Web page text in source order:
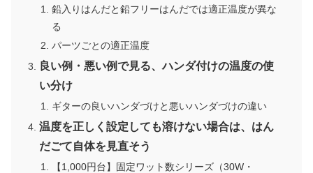
鉛入りはんだと鉛フリーはんだでは適正温度が異な
る
パーツごとの適正温度
良い例・悪い例で見る、ハンダ付けの温度の使
い分け
ギターの良いハンダづけと悪いハンダづけの違い
温度を正しく設定しても溶けない場合は、はん
だごて自体を見直そう
【1,000円台】固定ワット数シリーズ（30W・